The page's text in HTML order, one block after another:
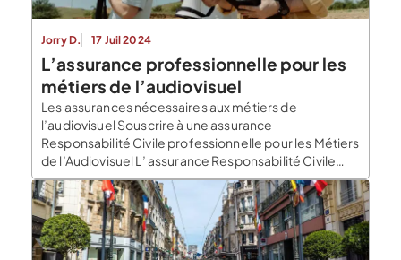
Jorry D. 17 Juil 2024
L’assurance professionnelle pour les
métiers de l’audiovisuel
Les assurances nécessaires aux métiers de
l’audiovisuel Souscrire à une assurance
Responsabilité Civile professionnelle pour les Métiers
de l’Audiovisuel L’ assurance Responsabilité Civile
professionnelle pour les Métiers de l’Audiovisuel est
obligatoire pour sécuriser votre activité. Que vous
soyez photographe, cadreur ou encore monteur,
vous serez au centre d’un projet audiovisuel. Exerçant
un métier technique , […]